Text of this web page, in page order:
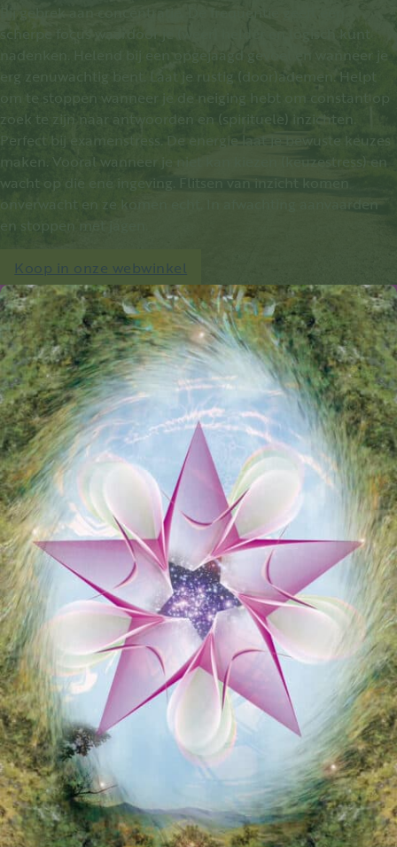
Bij gebrek aan concentratie. De frequentie geeft een
scherpe focus waardoor je (weer) helder en logisch kunt
nadenken. Helend bij een opgejaagd gevoel en wanneer je
erg zenuwachtig bent. Laat je rustig (door)ademen. Helpt
om te stoppen wanneer je de neiging hebt om constant op
zoek te zijn naar antwoorden en (spirituele) inzichten.
Perfect bij examenstress. De energie laat je bewuste keuzes
maken. Vooral wanneer je niet kan kiezen (keuzestress) en
wacht op die ene ingeving. Flitsen van inzicht komen
onverwacht en ze komen echt. In afwachting aanvaarden
en stoppen met jagen.
Koop in onze webwinkel